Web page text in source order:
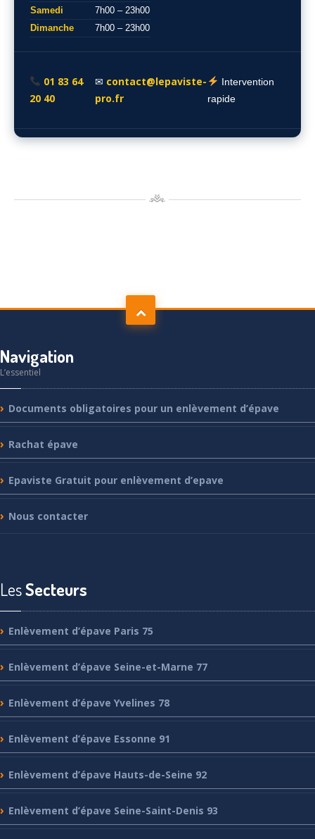
Samedi
7h00 – 23h00
Dimanche
7h00 – 23h00
01 83 64
20 40
✉ contact@lepaviste-
pro.fr
Intervention
rapide
Navigation
L’essentiel
Documents obligatoires pour un enlèvement d’épave
Rachat épave
Epaviste Gratuit pour enlèvement d’epave
Nous contacter
LesSecteurs
Enlèvement d’épave Paris 75
Enlèvement d’épave Seine-et-Marne 77
Enlèvement d’épave Yvelines 78
Enlèvement d’épave Essonne 91
Enlèvement d’épave Hauts-de-Seine 92
Enlèvement d’épave Seine-Saint-Denis 93